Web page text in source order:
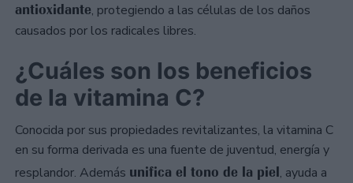
antioxidante, protegiendo a las células de los daños
causados por los radicales libres.
¿Cuáles son los beneficios
de la vitamina C?
Conocida por sus propiedades revitalizantes, la vitamina C
en su forma derivada es una fuente de juventud, energía y
resplandor. Además unifica el tono de la piel, ayuda a